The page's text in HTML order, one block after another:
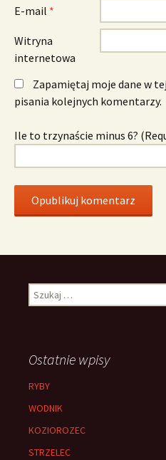
E-mail *
Witryna
internetowa
Zapamiętaj moje dane w
pisania kolejnych komentarzy.
Ile to trzynaście minus 6?
Szukaj:
Ostatnie wpisy
RYBY
WODNIK
KOZIOROZEC
STRZELEC